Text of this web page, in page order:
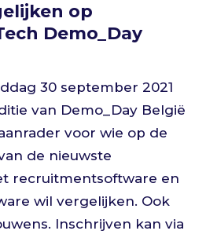
op
Demo_Day
30 september 2021
van Demo_Day België
voor wie op de
de nieuwste
recruitmentsoftware en
wil vergelijken. Ook
Inschrijven kan via